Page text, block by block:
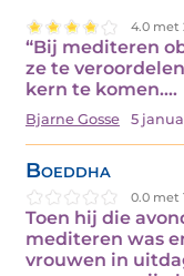
4.0 met
“Bij mediteren
ze te
kern te komen.…
Bjarne Gosse 5
Boeddha
0.0 met
Toen hij die
mediteren was
vrouwen in